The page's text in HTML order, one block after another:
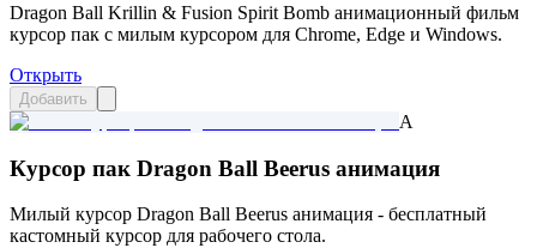
Dragon Ball Krillin & Fusion Spirit Bomb анимационный фильм
курсор пак с милым курсором для Chrome, Edge и Windows.
Открыть
Добавить
A
Курсор пак Dragon Ball Beerus анимация
Милый курсор Dragon Ball Beerus анимация - бесплатный
кастомный курсор для рабочего стола.